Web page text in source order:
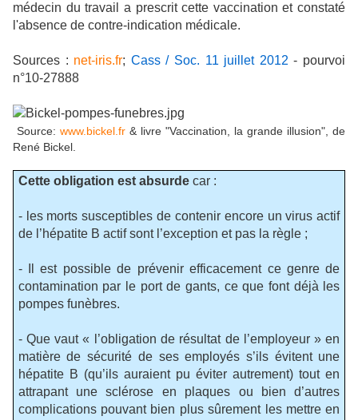
médecin du travail a prescrit cette vaccination et constaté
l'absence de contre-indication médicale.
Sources : net-iris.fr; Cass / Soc. 11 juillet 2012 - pourvoi
n°10-27888
Source: www.bickel.fr & livre "Vaccination, la grande illusion", de
René Bickel.
Cette obligation est absurdecar :
- les morts susceptibles de contenir encore un virus actif
de l’hépatite B actif sont l’exception et pas la règle ;
- Il est possible de prévenir efficacement ce genre de
contamination par le port de gants, ce que font déjà les
pompes funèbres.
- Que vaut « l’obligation de résultat de l’employeur » en
matière de sécurité de ses employés s’ils évitent une
hépatite B (qu’ils auraient pu éviter autrement) tout en
attrapant une sclérose en plaques ou bien d’autres
complications pouvant bien plus sûrement les mettre en